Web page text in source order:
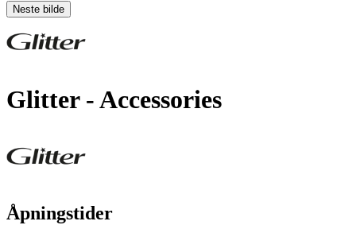
Neste bilde
Glitter - Accessories
Åpningstider